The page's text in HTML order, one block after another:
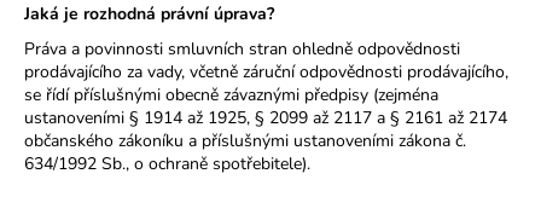
Jaká je rozhodná právní úprava?
Práva a povinnosti smluvních stran ohledně odpovědnosti
prodávajícího za vady, včetně záruční odpovědnosti prodávajícího,
se řídí příslušnými obecně závaznými předpisy (zejména
ustanoveními § 1914 až 1925, § 2099 až 2117 a § 2161 až 2174
občanského zákoníku a příslušnými ustanoveními zákona č.
634/1992 Sb., o ochraně spotřebitele).